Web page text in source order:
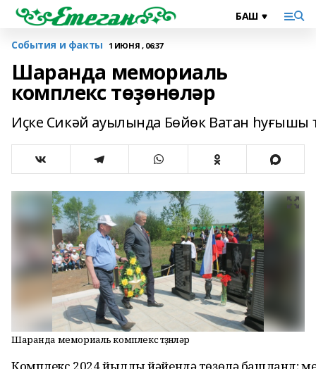
События и факты 1 ИЮНЯ , 06:37
Шаранда мемориаль
комплекс төҙөнөләр
Иҫке Сикәй ауылында Бөйөк Ватан
Шаранда мемориаль комплекс төҙөнөләр